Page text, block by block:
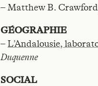
– Matthew B.
GÉOGRAPHIE
–L’Andalousie,
Duquenne
SOCIAL